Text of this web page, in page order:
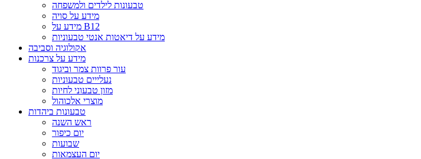
טבעונות לילדים ולמשפחה
מידע על סויה
מידע על B12
מידע על דיאטות אנטי טבעוניות
אקולוגיה וסביבה
מידע על צרכנות
עור פרוות צמר וביגוד
נעלייים טבעוניות
מזון טבעוני לחיות
מוצרי אלכוהול
טבעונות ביהדות
ראש השנה
יום כיפור
שבועות
יום העצמאות